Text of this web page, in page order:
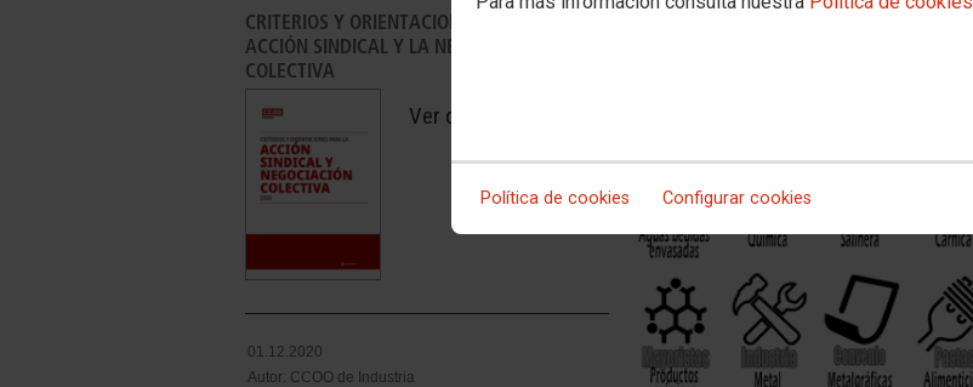
Política de cookies Configurar cookies
CRITERIOS Y ORIENTACIONES PARA LA
ACCIÓN SINDICAL Y LA NEGOCIACIÓN
COLECTIVA
Ver documento
01.12.2020
Autor: CCOO de Industria